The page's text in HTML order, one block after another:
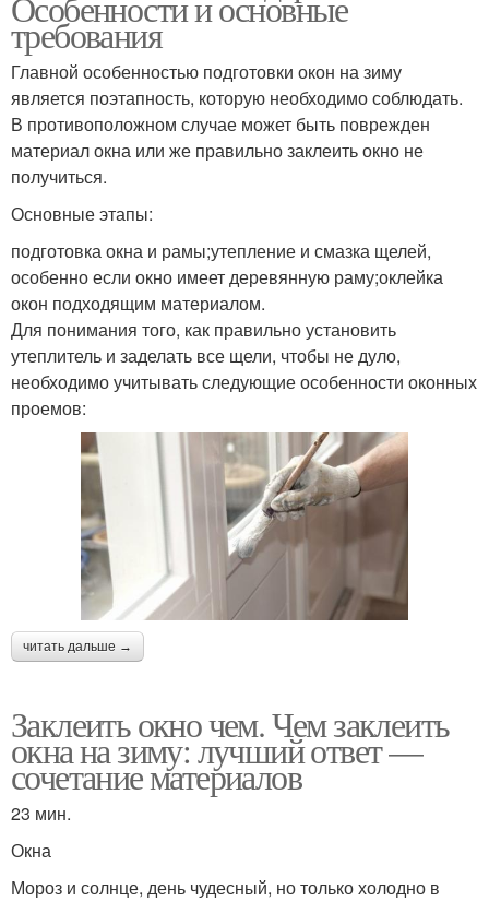
требования
Главной особенностью подготовки окон на зиму
является поэтапность, которую необходимо соблюдать.
В противоположном случае может быть поврежден
материал окна или же правильно заклеить окно не
получиться.
Основные этапы:
подготовка окна и рамы;утепление и смазка щелей,
особенно если окно имеет деревянную раму;оклейка
окон подходящим материалом.
Для понимания того, как правильно установить
утеплитель и заделать все щели, чтобы не дуло,
необходимо учитывать следующие особенности оконных
проемов:
читать дальше →
Заклеить окно чем. Чем заклеить
окна на зиму: лучший ответ —
сочетание материалов
23 мин.
Окна
Мороз и солнце, день чудесный, но только холодно в